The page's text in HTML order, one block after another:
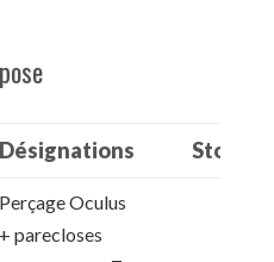
Désignations Stock13
Perçage Oculus
+ parecloses